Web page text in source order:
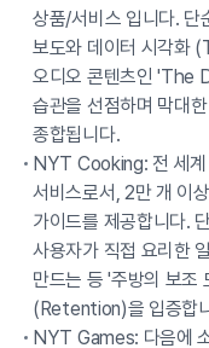
상품/서비스 입니다. 단
보도와 데이터 시각화
오디오 콘텐츠인 'The
습관을 선점하며 막대
종합됩니다.
NYT Cooking: 전 세계
서비스로서, 2만 개 이
가이드를 제공합니다.
사용자가 직접 요리한
만드는 등 '주방의 보조
(Retention)을 입증합
NYT Games: 다음에